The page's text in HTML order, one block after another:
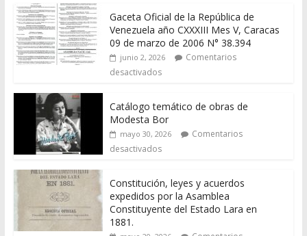
Gaceta Oficial de la República de
Venezuela año CXXXIII Mes V, Caracas
09 de marzo de 2006 N° 38.394
junio 2, 2026
Comentarios
desactivados
Catálogo temático de obras de
Modesta Bor
mayo 30, 2026
Comentarios
desactivados
Constitución, leyes y acuerdos
expedidos por la Asamblea
Constituyente del Estado Lara en
1881.